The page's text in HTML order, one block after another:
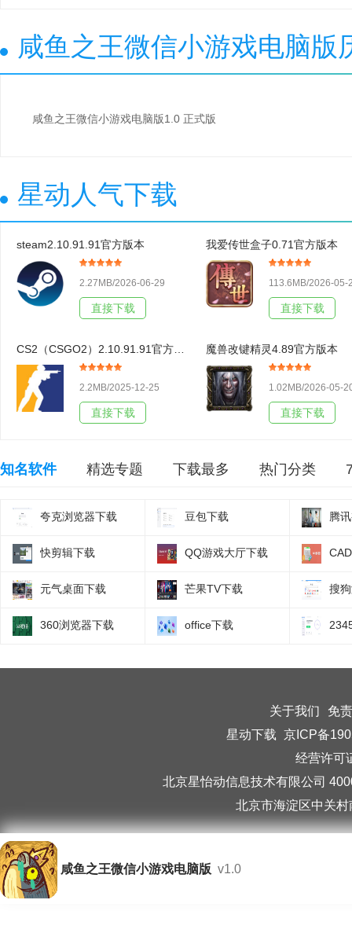
咸鱼之王微信小游戏电脑版
咸鱼之王微信小游戏电脑版1.0 正式版
星动人气下载
steam2.10.91.91官方版本
2.27MB/2026-06-29
直接下载
我爱传世盒子0.71官方版本
113.6MB/2026-05-
直接下载
CS2（CSGO2）2.10.91.91官方版本
2.2MB/2025-12-25
直接下载
魔兽改键精灵4.89官方版本
1.02MB/2026-05-
直接下载
知名软件 精选专题 下载最多 热门分类
夸克浏览器下载 豆包下载 腾
快剪辑下载 QQ游戏大厅下载
元气桌面下载 芒果TV下载 搜
360浏览器下载 office下载
关于我们
免
星动下载 京ICP备
经营许可
北京星怡动信息技术有限公司
北京市海淀区中关
咸鱼之王微信小游戏电脑版 v1.0